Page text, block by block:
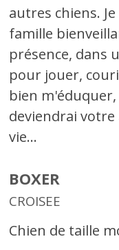
autres chiens.
famille
présence, dans
pour jouer,
bien
deviendrai
vie...
BOXER
CROISEE
Chien de taille